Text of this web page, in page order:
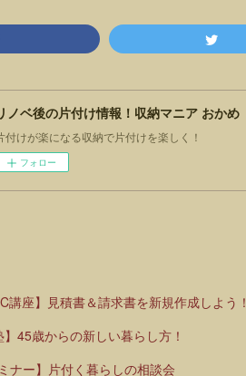
ノベ後の片付け情報！収納マニア おかめ
付けが楽になる収納で片付けを楽しく！
フォロー
講座】見積書＆請求書を新規作成しよう！
45歳からの新しい暮らし方！
ナー】片付く暮らしの相談会